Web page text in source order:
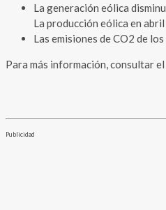
La generación eólica
La producción eólica en
Las emisiones de CO2 de
Para más información, consultar
Publicidad